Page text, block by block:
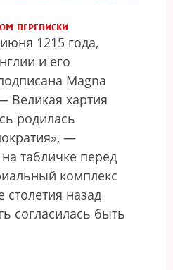
переписки
1215 года,
и его
Magna
Великая хартия
родилась
—
табличке перед
комплекс
столетия назад
согласилась быть